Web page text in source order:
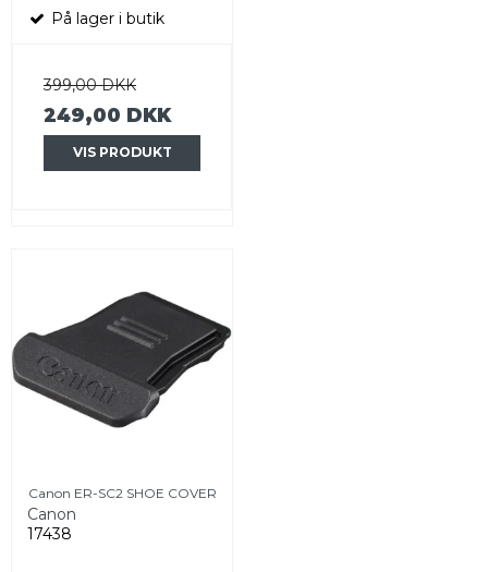
På lager i butik
399,00 DKK
249,00 DKK
VIS PRODUKT
Canon ER-SC2 SHOE COVER
Canon
17438